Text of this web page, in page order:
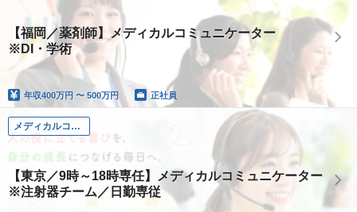
【福岡／薬剤師】メディカルコミュニケーター
※DI・学術
年収400万円 〜 500万円 正社員
メディカルコミュニケーター（看護師）
【東京／9時～18時専任】メディカルコミュニケーター
※注射器チーム／日勤専従